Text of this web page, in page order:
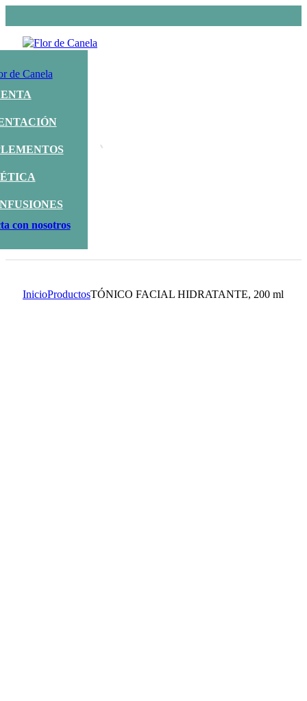
con nosotros
InicioProductosTÓNICO FACIAL HIDRATANTE, 200 ml